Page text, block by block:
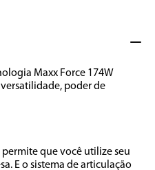
Maxx Force 174W
versatilidade, poder de
que você utilize seu
E o sistema de articulação